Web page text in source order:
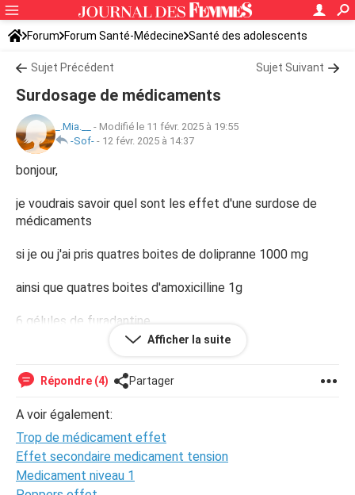
Forum Forum Santé-Médecine Santé des adolescents
Sujet Précédent Sujet Suivant
Surdosage de médicaments
_.Mia.__ - Modifié le 11 févr. 2025 à 19:55
-Sof- - 12 févr. 2025 à 14:37
bonjour,
je voudrais savoir quel sont les effet d'une surdose de
médicaments
si je ou j'ai pris quatres boites de dolipranne 1000 mg
ainsi que quatres boites d'amoxicilline 1g
6 gélules de furadantine
et une boite de metopimazine venipharm
quels sont les effets ?
est ce grave ?
Afficher la suite
Répondre (4) Partager
A voir également:
Trop de médicament effet
Effet secondaire medicament tension
Medicament niveau 1